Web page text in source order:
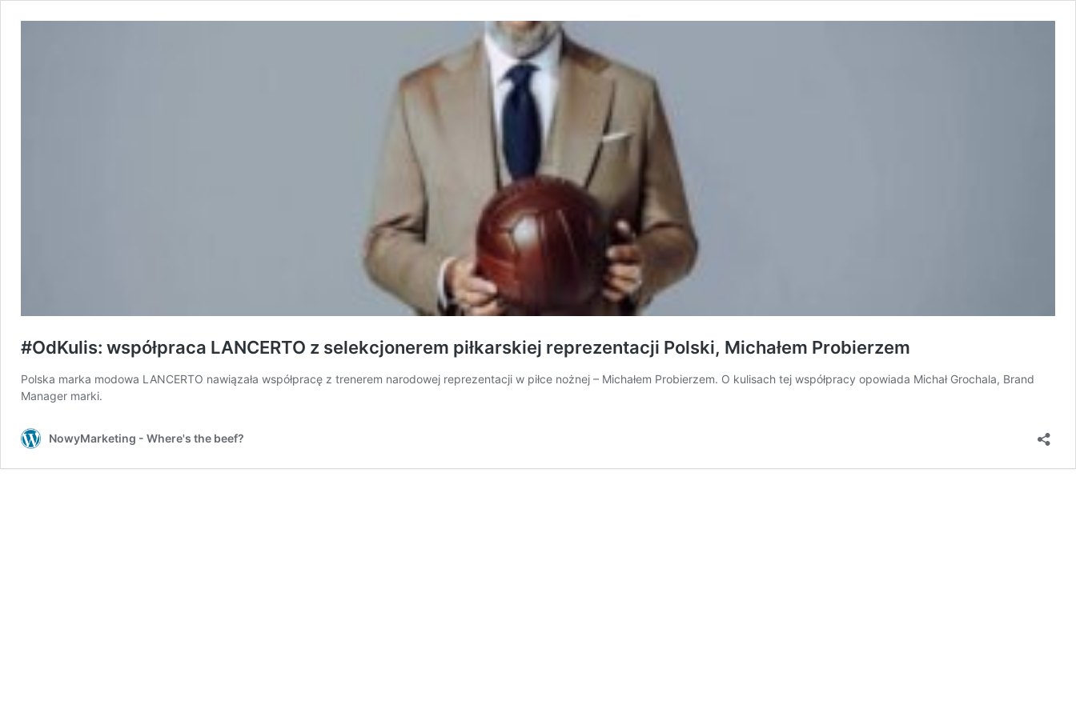
#OdKulis: współpraca LANCERTO z selekcjonerem piłkarskiej reprezentacji Polski, Michałem Probierzem
Polska marka modowa LANCERTO nawiązała współpracę z trenerem narodowej reprezentacji w piłce nożnej – Michałem Probierzem. O kulisach tej współpracy opowiada Michał Grochala, Brand
Manager marki.
NowyMarketing - Where's the beef?